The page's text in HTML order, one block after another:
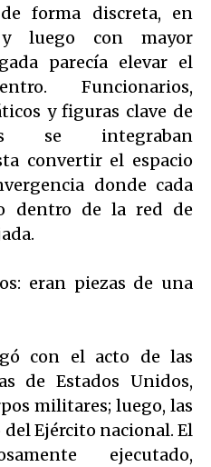
forma discreta, en
y luego con mayor
parecía elevar el
Funcionarios,
y figuras clave de
se integraban
convertir el espacio
donde cada
dentro de la red de
eran piezas de una
con el acto de las
de Estados Unidos,
militares; luego, las
del Ejército nacional. El
ejecutado,